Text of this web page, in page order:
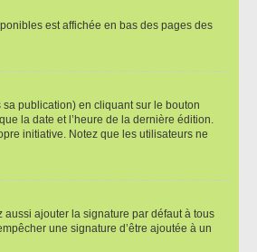
est affichée en bas des pages des
publication) en cliquant sur le bouton
la date et l’heure de la dernière édition.
initiative. Notez que les utilisateurs ne
ajouter la signature par défaut à tous
une signature d’être ajoutée à un